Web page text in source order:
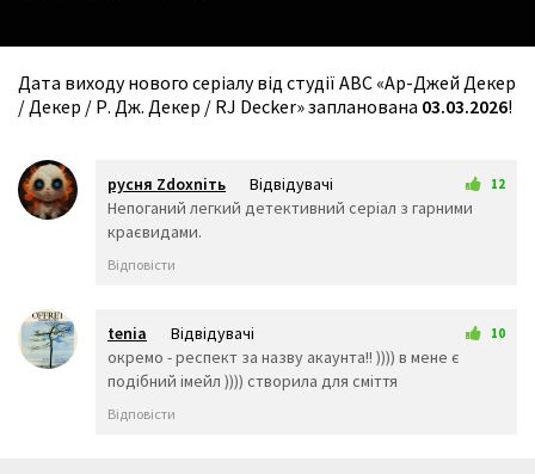
Дата виходу нового серіалу від студії ABC «Ар-Джей Декер
/ Декер / Р. Дж. Декер / RJ Decker» запланована 03.03.2026!
русня Zdoxniть
Відвідувачі
2 квітня 2026 21:29
12
Непоганий легкий детективний серіал з гарними
краєвидами.
Відповісти
tenia
Відвідувачі
10 квітня 2026 15:12
10
окремо - респект за назву акаунта!! )))) в мене є
подібний імейл )))) створила для сміття
Відповісти